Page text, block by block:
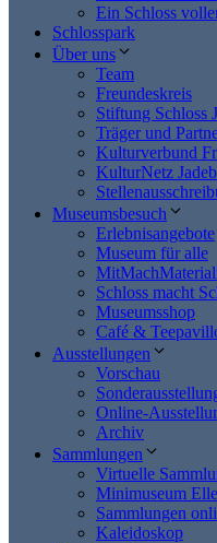
Ein Schloss
Schlosspark
Über uns
Team
Freundeskreis
Stiftung Schloss
Träger und
Kulturverbund
KulturNetz
Museumsbesuch
Erlebnisangebote
Museum für alle
Schloss macht
Museumsshop
Café &
Ausstellungen
Vorschau
Online-
Archiv
Sammlungen
Virtuelle
Minimuseum
Sammlungen
Kaleidoskop